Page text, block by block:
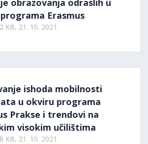
obrazovanja odraslih u
Erasmus
KB, 21. 10. 2021.
ishoda mobilnosti
u okviru programa
Prakse i trendovi na
visokim učilištima
KB, 21. 10. 2021.